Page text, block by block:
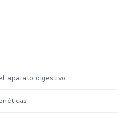
aparato digestivo